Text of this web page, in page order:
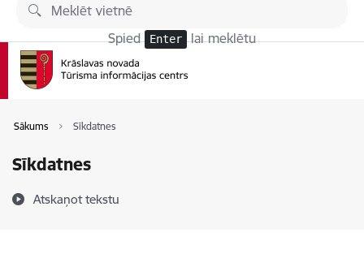
Pāriet uz lapas saturu
Spied Enter lai meklētu
Sākums Sīkdatnes
Sīkdatnes
Atskaņot tekstu